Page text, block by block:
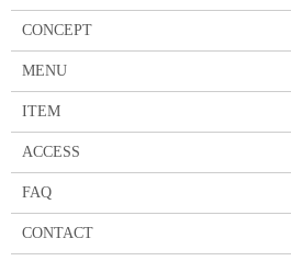
CONCEPT
MENU
ITEM
ACCESS
FAQ
CONTACT